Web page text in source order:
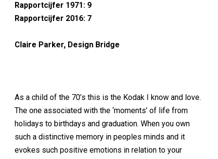
Rapportcijfer 1971: 9
Rapportcijfer 2016: 7
Claire Parker, Design Bridge
As a child of the 70’s this is the Kodak I know and love.
The one associated with the ‘moments’ of life from
holidays to birthdays and graduation. When you own
such a distinctive memory in peoples minds and it
evokes such positive emotions in relation to your